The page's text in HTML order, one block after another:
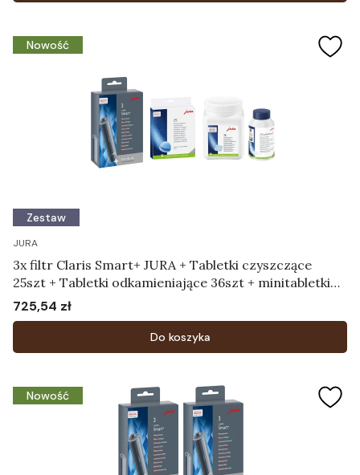
Nowość
Zestaw
JURA
3x filtr Claris Smart+ JURA + Tabletki czyszczące
25szt + Tabletki odkamieniające 36szt + minitabletki
375g zapas
Cena
725,54 zł
Do koszyka
Nowość